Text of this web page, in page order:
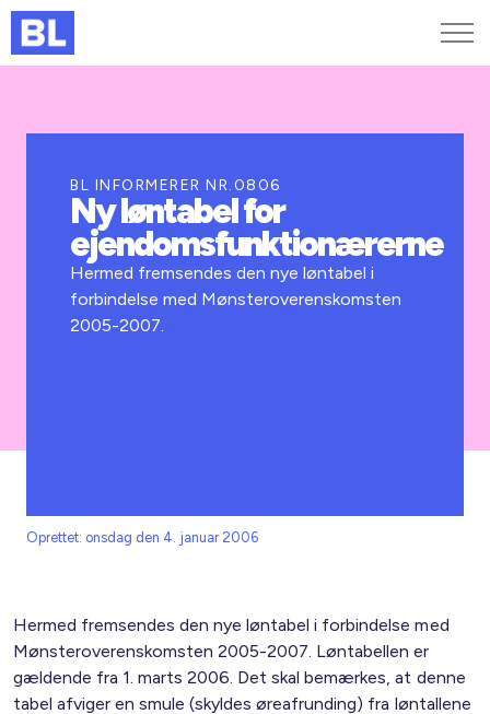
Kurser og arrangementer
Jobportalen
BL INFORMERER NR.0806
Ny løntabel for
ejendomsfunktionærerne
Hermed fremsendes den nye løntabel i
forbindelse med Mønsteroverenskomsten
2005-2007.
Oprettet: onsdag den 4. januar 2006
Hermed fremsendes den nye løntabel i forbindelse med
Mønsteroverenskomsten 2005-2007. Løntabellen er
gældende fra 1. marts 2006. Det skal bemærkes, at denne
tabel afviger en smule (skyldes øreafrunding) fra løntallene